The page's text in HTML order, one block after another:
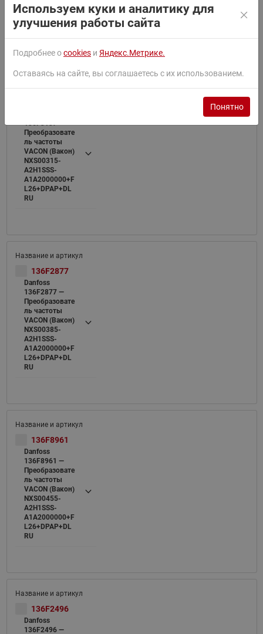
A1A2000000+F
L26+DPAP+DL
RU
136F3137 —
Преобразовате
ль частоты
VACON (Вакон)
NXS00315-
A2H1SSS-
A1A2000000+F
L26+DPAP+DL
RU
136F2877
Danfoss
136F2877 —
Преобразовате
ль частоты
VACON (Вакон)
NXS00385-
A2H1SSS-
A1A2000000+F
L26+DPAP+DL
RU
136F8961
Danfoss
136F8961 —
Преобразовате
ль частоты
VACON (Вакон)
NXS00455-
A2H1SSS-
A1A2000000+F
L26+DPAP+DL
RU
136F2496
Danfoss
136F2496 —
Используем куки и аналитику для
улучшения работы сайта
Подробнее оcookies и Яндекс.Метрике.
Оставаясь на сайте, вы соглашаетесь с их использованием.
Понятно